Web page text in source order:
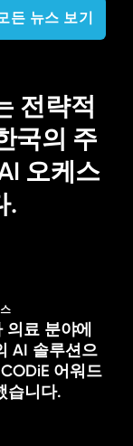
든 뉴스 보기
전략적
국의 주
오케스
.
료 분야에
AI 솔루션으
어워드
습니다.